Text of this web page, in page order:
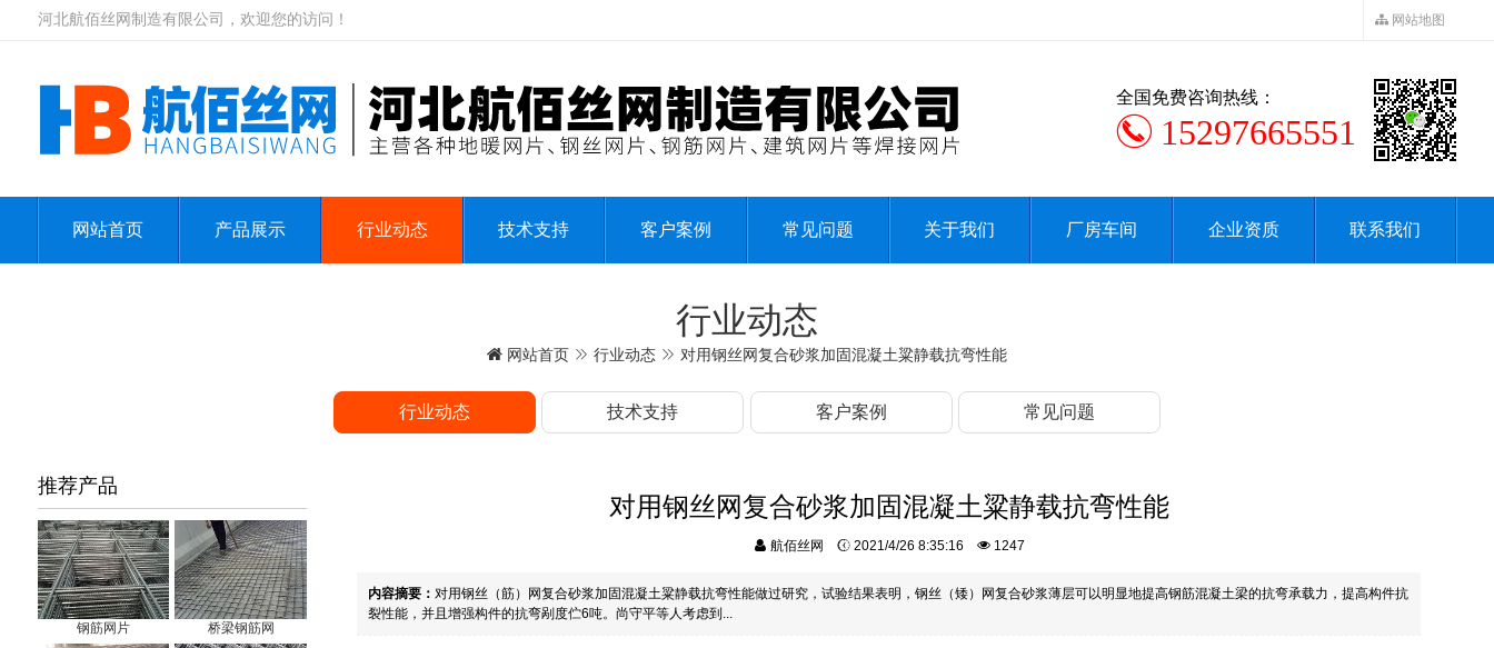
河北航佰丝网制造有限公司，欢迎您的访问！ 网站地图
全国免费咨询热线：
15297665551
网站首页 产品展示 行业动态 技术支持 客户案例 常见问题 关于我们 厂房车间 企业资质 联系我们
行业动态
网站首页 行业动态 对用钢丝网复合砂浆加固混凝土粱静载抗弯性能
行业动态 技术支持 客户案例 常见问题
推荐产品
钢筋网片 桥梁钢筋网
对用钢丝网复合砂浆加固混凝土粱静载抗弯性能
航佰丝网 2021/4/26 8:35:16 1247
内容摘要： 对用钢丝（筋）网复合砂浆加固混凝土粱静载抗弯性能做过研究，试验结果表明，钢丝（矮）网复合砂浆薄层可以明显地提高钢筋混凝土梁的抗弯承载力，提高构件抗
裂性能，并且增强构件的抗弯剐度伫6吨。尚守平等人考虑到...